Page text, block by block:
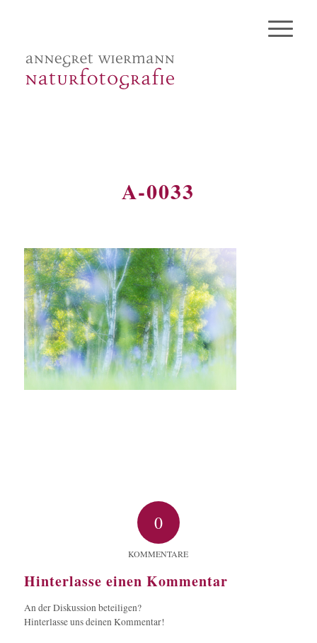
A-0033
0
KOMMENTARE
Hinterlasse einen Kommentar
An der Diskussion beteiligen?
Hinterlasse uns deinen Kommentar!